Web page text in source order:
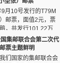
10号发行的T79M
邮票，面值2元，票
，共发行101.22万
票的一枚，齿孔数为
邮票厂印刷，画面清
集邮联合会第二次代
票主题鲜明
国家的集邮联合会